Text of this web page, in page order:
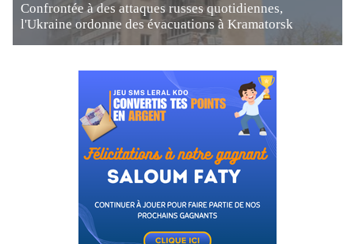
Confrontée à des attaques russes quotidiennes,
l'Ukraine ordonne des évacuations à Kramatorsk